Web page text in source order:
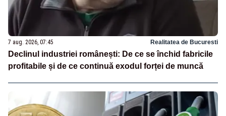
7 aug. 2026, 07:45 Realitatea de Bucuresti
Declinul industriei românești: De ce se închid fabricile
profitabile și de ce continuă exodul forței de muncă